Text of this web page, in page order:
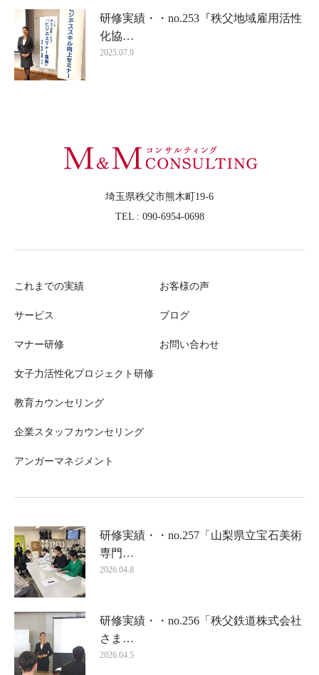
研修実績・・no.253『秩父地域雇用活性
化協…
2025.07.9
埼玉県秩父市熊木町19-6
TEL : 090-6954-0698
これまでの実績
サービス
マナー研修
女子力活性化プロジェクト研修
教育カウンセリング
企業スタッフカウンセリング
アンガーマネジメント
お客様の声
ブログ
お問い合わせ
研修実績・・no.257「山梨県立宝石美術
専門…
2026.04.8
研修実績・・no.256「秩父鉄道株式会社
さま…
2026.04.5